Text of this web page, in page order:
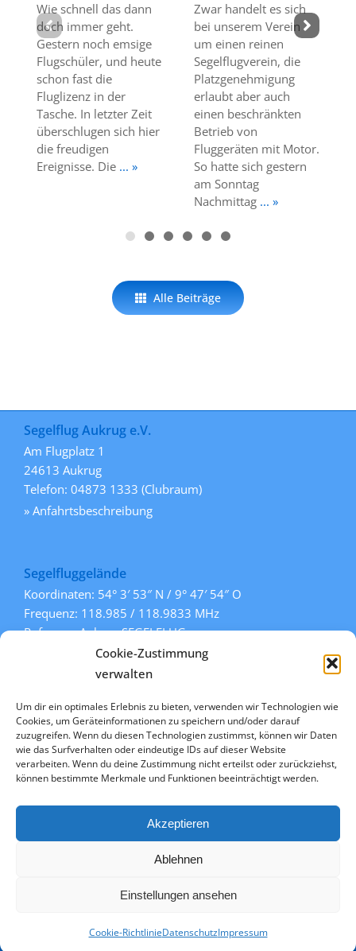
Cookie-Zustimmung
verwalten
Um dir ein optimales Erlebnis zu bieten, verwenden wir Technologien wie
Cookies, um Geräteinformationen zu speichern und/oder darauf
zuzugreifen. Wenn du diesen Technologien zustimmst, können wir Daten
wie das Surfverhalten oder eindeutige IDs auf dieser Website
verarbeiten. Wenn du deine Zustimmung nicht erteilst oder zurückziehst,
können bestimmte Merkmale und Funktionen beeinträchtigt werden.
Akzeptieren
Ablehnen
Einstellungen ansehen
Cookie-RichtlinieDatenschutzImpressum
Wie schnell das dann
doch immer geht.
Gestern noch emsige
Flugschüler, und heute
schon fast die
Fluglizenz in der
Tasche. In letzter Zeit
überschlugen sich hier
die freudigen
Ereignisse. Die... »
Zwar handelt es sich
bei unserem Verein
um einen reinen
Segelflugverein, die
Platzgenehmigung
erlaubt aber auch
einen beschränkten
Betrieb von
Fluggeräten mit Motor.
So hatte sich gestern
am Sonntag
Nachmittag ... »
Alle Beiträge
Segelflug Aukrug e.V.
Am Flugplatz 1
24613 Aukrug
Telefon: 04873 1333 (Clubraum)
» Anfahrtsbeschreibung
Segelfluggelände
Koordinaten: 54° 3′ 53″ N / 9° 47′ 54″ O
Frequenz: 118.985 / 118.9833 MHz
Rufname: Aukrug SEGELFLUG
Pisten: 108° / 288° (Gras)
» mehr Informationen
Links
» Kontakt
» Datenschutz
2026 Segelflug Aukrug e.V. | All Rights Reserved